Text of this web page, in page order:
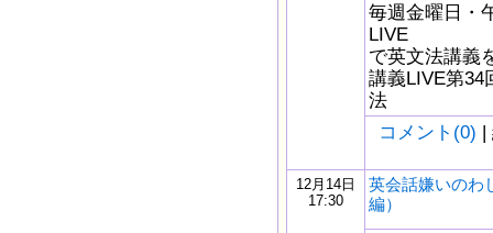
毎週金曜日・
LIVE
で英文法講義
講義LIVE第34
法
コメント(0) |
12月14日
17:30
英会話嫌いのわ
編）